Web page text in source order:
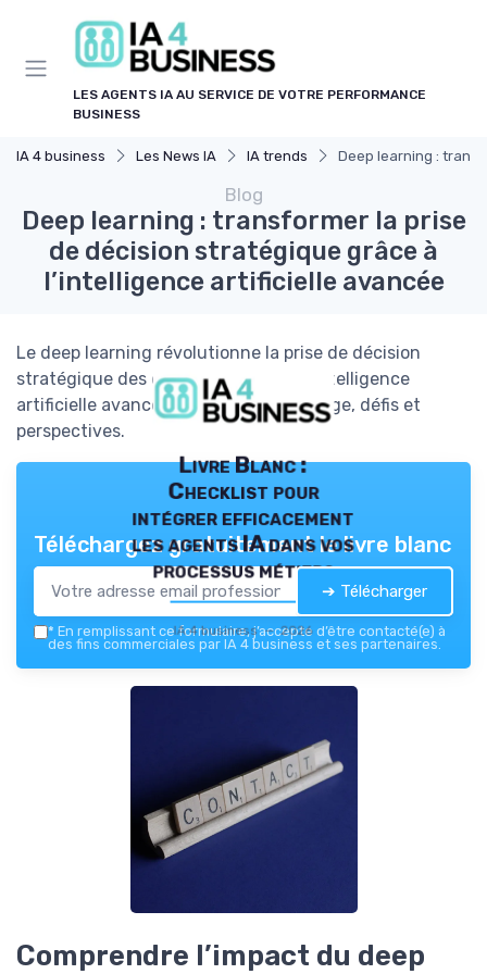
LES AGENTS IA AU SERVICE DE VOTRE PERFORMANCE
BUSINESS
IA 4 business Les News IA IA trends Deep learning :
Blog
Deep learning : transformer la prise
de décision stratégique grâce à
l’intelligence artificielle avancée
Le deep learning révolutionne la prise de décision
stratégique des dirigeants grâce à l’intelligence
artificielle avancée. Analyse, cas d’usage, défis et
perspectives.
Livre Blanc :
Checklist pour
intégrer efficacement
les agents IA dans vos
processus métiers
IA 4 business — 2026
Téléchargez gratuitement le livre blanc
➔ Télécharger
* En remplissant ce formulaire, j’accepte d’être contacté(e) à
des fins commerciales par IA 4 business et ses partenaires.
Comprendre l’impact du deep